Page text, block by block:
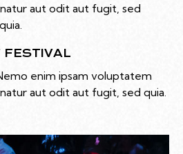
aut odit aut fugit, sed
FESTIVAL
enim ipsam voluptatem
aut odit aut fugit, sed quia.